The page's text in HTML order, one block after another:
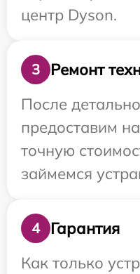
центр Dyson.
3
Ремонт
После
предоставим
точную
займемся
4
Гарантия
Как только